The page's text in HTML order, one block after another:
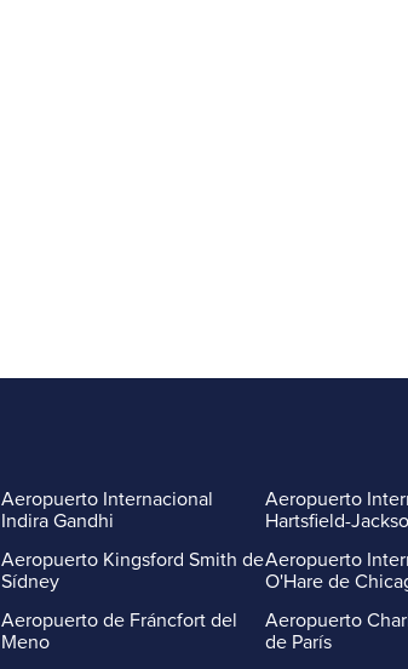
Aeropuerto Internacional
Indira Gandhi
Aeropuerto Kingsford Smith de
Sídney
Aeropuerto de Fráncfort del
Meno
Aeropuerto
Hartsfield-
Aeropuerto
O'Hare de
Aeropuerto
de París